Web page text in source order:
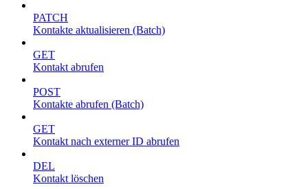
PATCH
Kontakte aktualisieren (Batch)
GET
Kontakt abrufen
POST
Kontakte abrufen (Batch)
GET
Kontakt nach externer ID abrufen
DEL
Kontakt löschen